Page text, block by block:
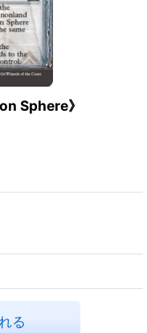
Sphere》
る